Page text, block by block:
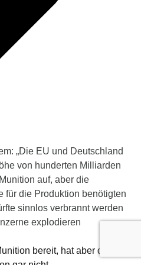
„Die EU und Deutschland
von hunderten Milliarden
auf, aber die
für die Produktion benötigten
sinnlos verbrannt werden
explodieren
bereit, hat aber die